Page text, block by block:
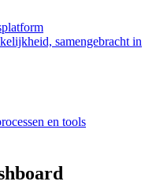
samengebracht in
en tools